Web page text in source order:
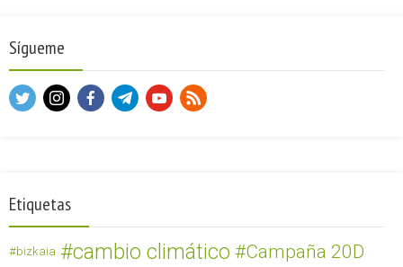
Sígueme
Etiquetas
bizkaia cambio climático
Campaña 20D